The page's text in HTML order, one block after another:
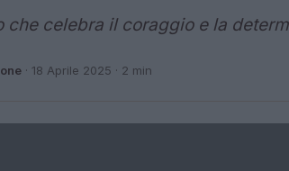
che celebra il coraggio e la
· 18 Aprile 2025 · 2 min